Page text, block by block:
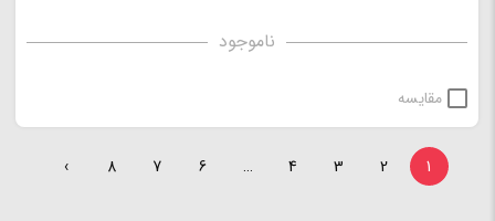
ناموجود
مقایسه
1
2
3
4
…
6
7
8
›